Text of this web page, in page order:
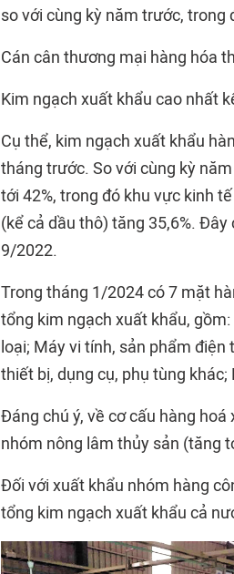
so với cùng kỳ năm trước, trong
Cán cân thương mại hàng hóa
Kim ngạch xuất khẩu cao nhất
Cụ thể, kim ngạch xuất khẩu
tháng trước. So với cùng kỳ
tới 42%, trong đó khu vực kinh
(kể cả dầu thô) tăng 35,6%.
9/2022.
Trong tháng 1/2024 có 7 mặt
tổng kim ngạch xuất khẩu,
loại; Máy vi tính, sản phẩm
thiết bị, dụng cụ, phụ tùng
Đáng chú ý, về cơ cấu hàng hoá
nhóm nông lâm thủy sản (tăng
Đối với xuất khẩu nhóm hàng
tổng kim ngạch xuất khẩu cả